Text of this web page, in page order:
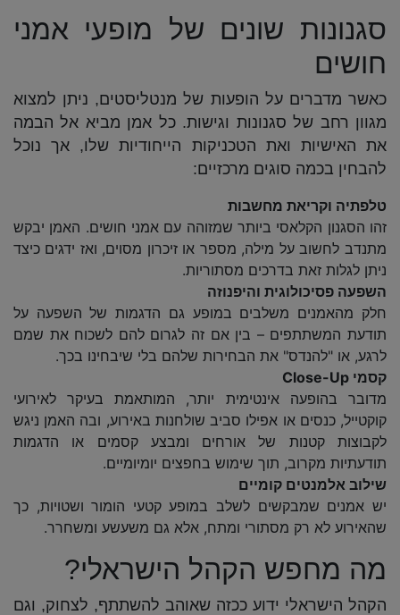
סגנונות שונים של מופעי אמני
חושים
כאשר מדברים על הופעות של מנטליסטים, ניתן למצוא
מגוון רחב של סגנונות וגישות. כל אמן מביא אל הבמה
את האישיות ואת הטכניקות הייחודיות שלו, אך נוכל
להבחין בכמה סוגים מרכזיים:
טלפתיה וקריאת מחשבות
זהו הסגנון הקלאסי ביותר שמזוהה עם אמני חושים. האמן יבקש
מתנדב לחשוב על מילה, מספר או זיכרון מסוים, ואז ידגים כיצד
ניתן לגלות זאת בדרכים מסתוריות.
השפעה פסיכולוגית והיפנוזה
חלק מהאמנים משלבים במופע גם הדגמות של השפעה על
תודעת המשתתפים – בין אם זה לגרום להם לשכוח את שמם
לרגע, או "להנדס" את הבחירות שלהם בלי שיבחינו בכך.
קסמי
מדובר בהופעה אינטימית יותר, המותאמת בעיקר לאירועי
קוקטייל, כנסים או אפילו סביב שולחנות באירוע, ובה האמן ניגש
לקבוצות קטנות של אורחים ומבצע קסמים או הדגמות
תודעתיות מקרוב, תוך שימוש בחפצים יומיומיים.
שילוב אלמנטים קומיים
יש אמנים שמבקשים לשלב במופע קטעי הומור ושטויות, כך
שהאירוע לא רק מסתורי ומתח, אלא גם משעשע ומשחרר.
מה מחפש הקהל הישראלי?
הקהל הישראלי ידוע ככזה שאוהב להשתתף, לצחוק, וגם